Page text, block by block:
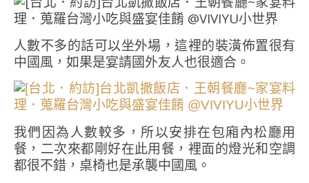
人數不多的話可以坐外場，這裡的裝潢佈置很有
中國風，如果是宴請國外友人也很適合。
我們因為人數較多，所以安排在包廂內松廳用
餐，二次來都剛好在此用餐，裡面的燈光和空調
都很不錯，桌椅也是承襲中國風。